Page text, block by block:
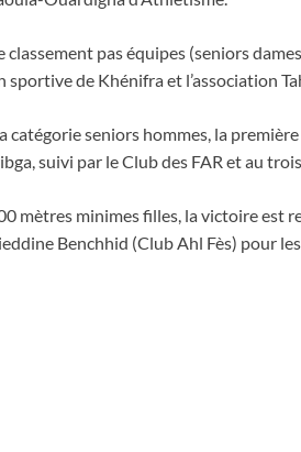
classement pas équipes (seniors
sportive de Khénifra et l’association
catégorie seniors hommes, la
suivi par le Club des FAR et au
mètres minimes filles, la victoire est
Benchhid (Club Ahl Fès) pour